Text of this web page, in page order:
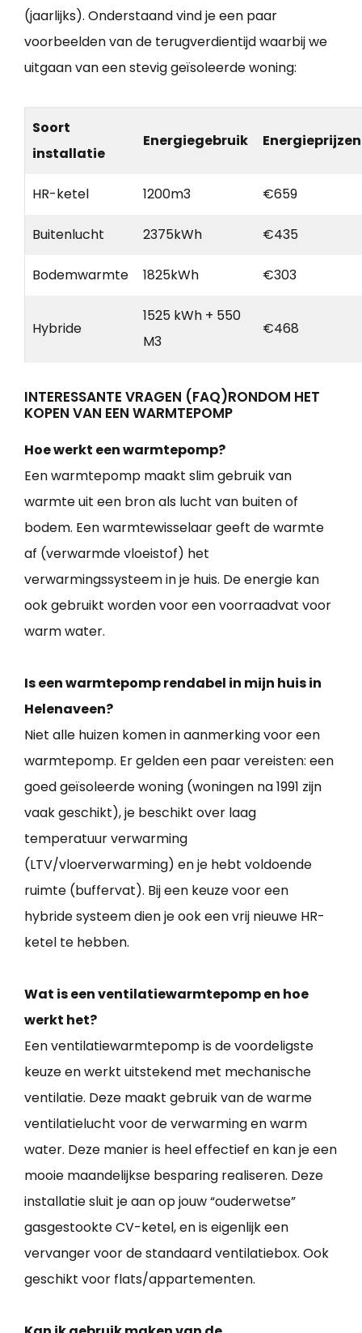
(jaarlijks). Onderstaand vind je een paar
voorbeelden van de terugverdientijd waarbij we
uitgaan van een stevig geïsoleerde woning:
Soort
installatie
Energiegebruik Energieprijzen
HR-ketel 1200m3 €659
Buitenlucht 2375kWh €435
Bodemwarmte 1825kWh €303
Hybride
1525 kWh + 550
M3
€468
INTERESSANTE VRAGEN (FAQ)RONDOM HET
KOPEN VAN EEN WARMTEPOMP
Hoe werkt een warmtepomp?
Een warmtepomp maakt slim gebruik van
warmte uit een bron als lucht van buiten of
bodem. Een warmtewisselaar geeft de warmte
af (verwarmde vloeistof) het
verwarmingssysteem in je huis. De energie kan
ook gebruikt worden voor een voorraadvat voor
warm water.
Is een warmtepomp rendabel in mijn huis in
Helenaveen?
Niet alle huizen komen in aanmerking voor een
warmtepomp. Er gelden een paar vereisten: een
goed geïsoleerde woning (woningen na 1991 zijn
vaak geschikt), je beschikt over laag
temperatuur verwarming
(LTV/vloerverwarming) en je hebt voldoende
ruimte (buffervat). Bij een keuze voor een
hybride systeem dien je ook een vrij nieuwe HR-
ketel te hebben.
Wat is een ventilatiewarmtepomp en hoe
werkt het?
Een ventilatiewarmtepomp is de voordeligste
keuze en werkt uitstekend met mechanische
ventilatie. Deze maakt gebruik van de warme
ventilatielucht voor de verwarming en warm
water. Deze manier is heel effectief en kan je een
mooie maandelijkse besparing realiseren. Deze
installatie sluit je aan op jouw “ouderwetse”
gasgestookte CV-ketel, en is eigenlijk een
vervanger voor de standaard ventilatiebox. Ook
geschikt voor flats/appartementen.